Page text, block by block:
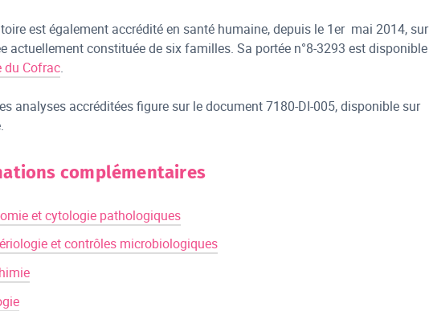
est également accrédité en santé humaine, depuis le 1er mai 2014, sur
actuellement constituée de six familles. Sa portée n°8-3293 est disponible
du Cofrac.
analyses accréditées figure sur le document 7180-DI-005, disponible sur
complémentaires
et cytologie pathologiques
et contrôles microbiologiques